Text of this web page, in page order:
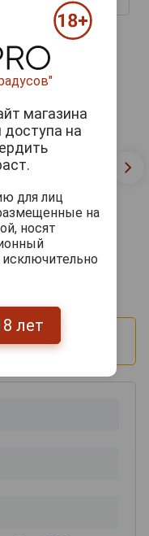
магазина
доступа на
для лиц
на
носят
лет